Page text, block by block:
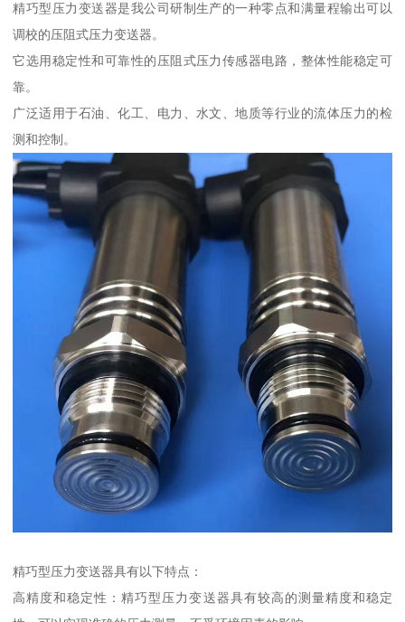
精巧型压力变送器是我公司研制生产的一种零点和满量程输出可以
调校的压阻式压力变送器。
它选用稳定性和可靠性的压阻式压力传感器电路，整体性能稳定可
靠。
广泛适用于石油、化工、电力、水文、地质等行业的流体压力的检
测和控制。
精巧型压力变送器具有以下特点：
高精度和稳定性：精巧型压力变送器具有较高的测量精度和稳定